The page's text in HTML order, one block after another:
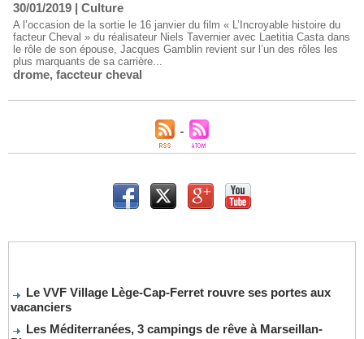
30/01/2019 | Culture
A l’occasion de la sortie le 16 janvier du film « L’Incroyable histoire du
facteur Cheval » du réalisateur Niels Tavernier avec Laetitia Casta dans
le rôle de son épouse, Jacques Gamblin revient sur l’un des rôles les
plus marquants de sa carrière...
drome, faccteur cheval
Le VVF Village Lège-Cap-Ferret rouvre ses portes aux
vacanciers
Les Méditerranées, 3 campings de rêve à Marseillan-